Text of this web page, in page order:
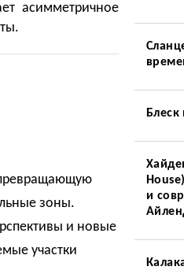
асимметричное
зоны.
и новые
участки
и